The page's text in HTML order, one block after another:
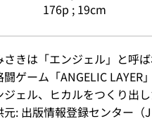
176p ; 19cm
さきは「エンジェル」と呼
闘ゲーム「ANGELIC
ジェル、ヒカルをつくり出
元: 出版情報登録センター（